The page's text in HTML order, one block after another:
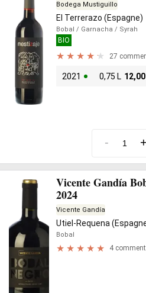
Bodega Mustiguillo
El Terrerazo (Espagne)
Bobal / Garnacha / Syrah
BIO
27
2021 0,75 L 12,00
- +
Vicente Gandía
2024
Vicente Gandía
Utiel-Requena
Bobal
4